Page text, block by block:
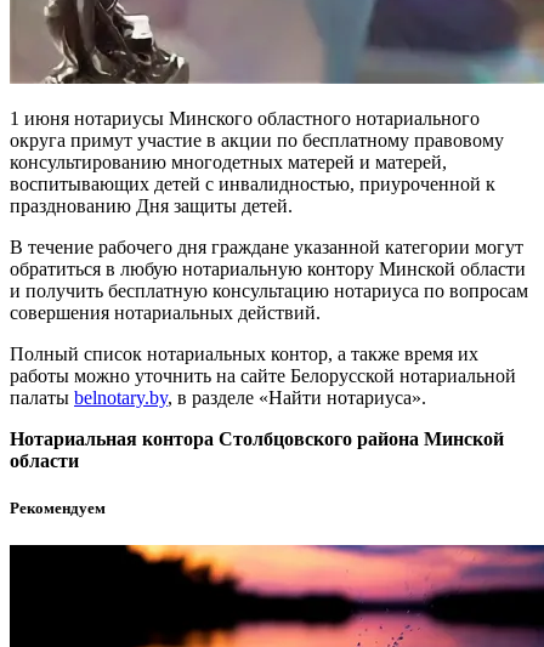
1 июня нотариусы Минского областного нотариального
округа примут участие в акции по бесплатному правовому
консультированию многодетных матерей и матерей,
воспитывающих детей с инвалидностью, приуроченной к
празднованию Дня защиты детей.
В течение рабочего дня граждане указанной категории могут
обратиться в любую нотариальную контору Минской области
и получить бесплатную консультацию нотариуса по вопросам
совершения нотариальных действий.
Полный список нотариальных контор, а также время их
работы можно уточнить на сайте Белорусской нотариальной
палаты belnotary.by, в разделе «Найти нотариуса».
Нотариальная контора Столбцовского района Минской
области
Рекомендуем